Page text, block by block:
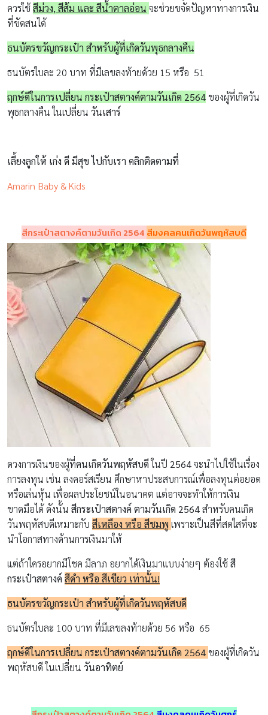
ควรใช้สีม่วง, สีส้ม และ สีน้ำตาลอ่อน จะช่วยขจัดปัญหาทางการเงิน
ที่ขัดสนได้
ธนบัตรขวัญกระเป๋า สำหรับผู้ที่เกิดวันพุธกลางคืน
ธนบัตรใบละ 20 บาท ที่มีเลขลงท้ายด้วย 15 หรือ 51
ฤกษ์ดีในการเปลี่ยน กระเป๋าสตางค์ตามวันเกิด 2564 ของผู้ที่เกิดวัน
พุธกลางคืน ในเปลี่ยน วันเสาร์
เลี้ยงลูกให้ เก่ง ดี มีสุข ไปกับเรา คลิกติดตามที่
Amarin Baby & Kids
สีกระเป๋าสตางค์ตามวันเกิด 2564 สีมงคลคนเกิดวันพฤหัสบดี
ดวงการเงินของผู้ที่คนเกิดวันพฤหัสบดีในปี 2564จะนำไปใช้ในเรื่อง
การลงทุน เช่น ลงคอร์สเรียน ศึกษาหาประสบการณ์เพื่อลงทุนต่อยอด
หรือเล่นหุ้น เพื่อผลประโยชน์ในอนาคต แต่อาจจะทำให้การเงิน
ขาดมือได้ ดังนั้น สีกระเป๋าสตางค์ ตามวันเกิด 2564สำหรับคนเกิด
วันพฤหัสบดีเหมาะกับ สีเหลือง หรือ สีชมพู เพราะเป็นสีที่สดใสที่จะ
นำโอกาสทางด้านการเงินมาให้
แต่ถ้าใครอยากมีโชค มีลาภ อยากได้เงินมาแบบง่ายๆ ต้องใช้สี
กระเป๋าสตางค์ สีดำ หรือ สีเขียว เท่านั้น!
ธนบัตรขวัญกระเป๋า สำหรับผู้ที่เกิดวันพฤหัสบดี
ธนบัตรใบละ 100 บาท ที่มีเลขลงท้ายด้วย 56 หรือ 65
ฤกษ์ดีในการเปลี่ยน กระเป๋าสตางค์ตามวันเกิด 2564 ของผู้ที่เกิดวัน
พฤหัสบดี ในเปลี่ยน วันอาทิตย์